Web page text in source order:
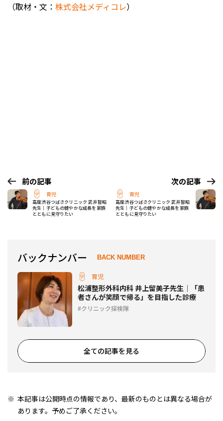
（取材・文： 株式会社メディコレ）
前の記事
育児
高座渋谷つばさクリニック 武井智昭
先生｜子どもの健やかな成長を家族
とともに見守りたい
次の記事
育児
高座渋谷つばさクリニック 武井智昭
先生｜子どもの健やかな成長を家族
とともに見守りたい
バックナンバー BACK NUMBER
育児
松浦整形外科内科 井上留美子先生｜「患
者さんが笑顔で帰る」を目指した診療
クリニック探検隊
全ての記事を見る
本記事は公開時点の情報であり、最新のものとは異なる場合が
あります。予めご了承ください。